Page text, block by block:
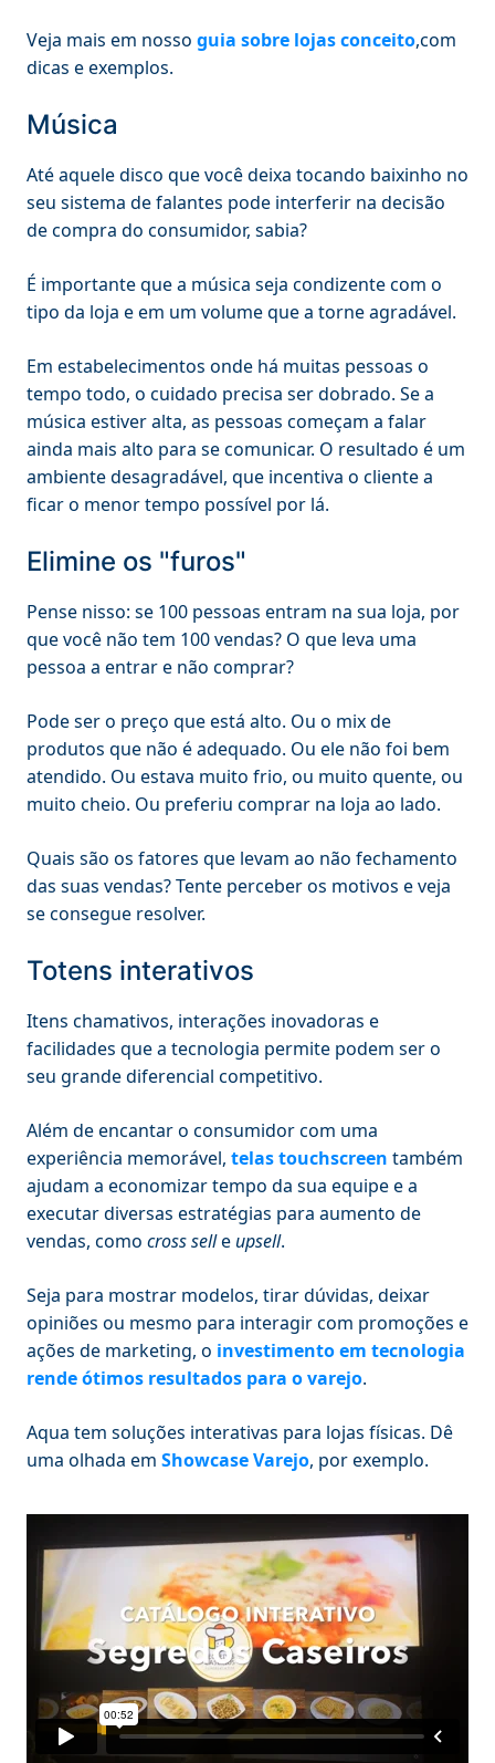
Veja mais em nosso guia sobre lojas conceito,com
dicas e exemplos.
Música
Até aquele disco que você deixa tocando baixinho no
seu sistema de falantes pode interferir na decisão
de compra do consumidor, sabia?
É importante que a música seja condizente com o
tipo da loja e em um volume que a torne agradável.
Em estabelecimentos onde há muitas pessoas o
tempo todo, o cuidado precisa ser dobrado. Se a
música estiver alta, as pessoas começam a falar
ainda mais alto para se comunicar. O resultado é um
ambiente desagradável, que incentiva o cliente a
ficar o menor tempo possível por lá.
Elimine os "furos"
Pense nisso: se 100 pessoas entram na sua loja, por
que você não tem 100 vendas? O que leva uma
pessoa a entrar e não comprar?
Pode ser o preço que está alto. Ou o mix de
produtos que não é adequado. Ou ele não foi bem
atendido. Ou estava muito frio, ou muito quente, ou
muito cheio. Ou preferiu comprar na loja ao lado.
Quais são os fatores que levam ao não fechamento
das suas vendas? Tente perceber os motivos e veja
se consegue resolver.
Totens interativos
Itens chamativos, interações inovadoras e
facilidades que a tecnologia permite podem ser o
seu grande diferencial competitivo.
Além de encantar o consumidor com uma
experiência memorável, telas touchscreen também
ajudam a economizar tempo da sua equipe e a
executar diversas estratégias para aumento de
vendas, como cross selleupsell.
Seja para mostrar modelos, tirar dúvidas, deixar
opiniões ou mesmo para interagir com promoções e
ações de marketing, o investimento em tecnologia
rende ótimos resultados para o varejo.
Aqua tem soluções interativas para lojas físicas. Dê
uma olhada em Showcase Varejo, por exemplo.